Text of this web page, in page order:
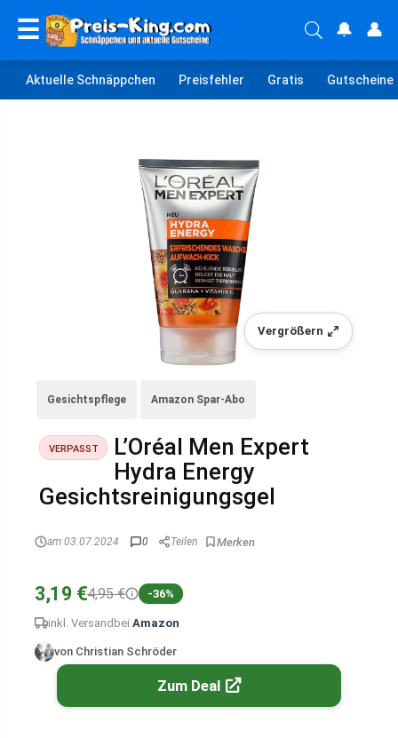
☰ 🔔 👤
Aktuelle Schnäppchen Preisfehler Gratis Gutscheine
Vergrößern
Gesichtspflege Amazon Spar-Abo
VERPASST
L’Oréal Men Expert
Hydra Energy
Gesichtsreinigungsgel
am 03.07.2024 0 Teilen
3,19 €4,95 € -36%
inkl. Versand bei Amazon
von Christian Schröder
Zum Deal